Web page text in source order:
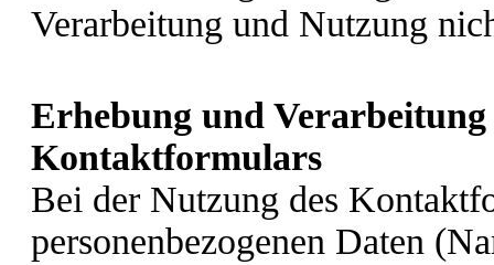
Verarbeitung und Nutzung
Erhebung und Verarbeitung
Kontaktformulars
Bei der Nutzung des
personenbezogenen Daten